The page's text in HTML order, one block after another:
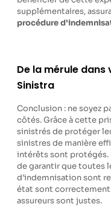
supplémentaires,
procédure
De la mérule
Sinistra
Conclusion : ne soyez
côtés. Grâce à cette
sinistrés de protéger
sinistres de manière
intérêts sont protégés.
de garantir que toutes
d’indemnisation sont
état sont
assureurs sont justes.